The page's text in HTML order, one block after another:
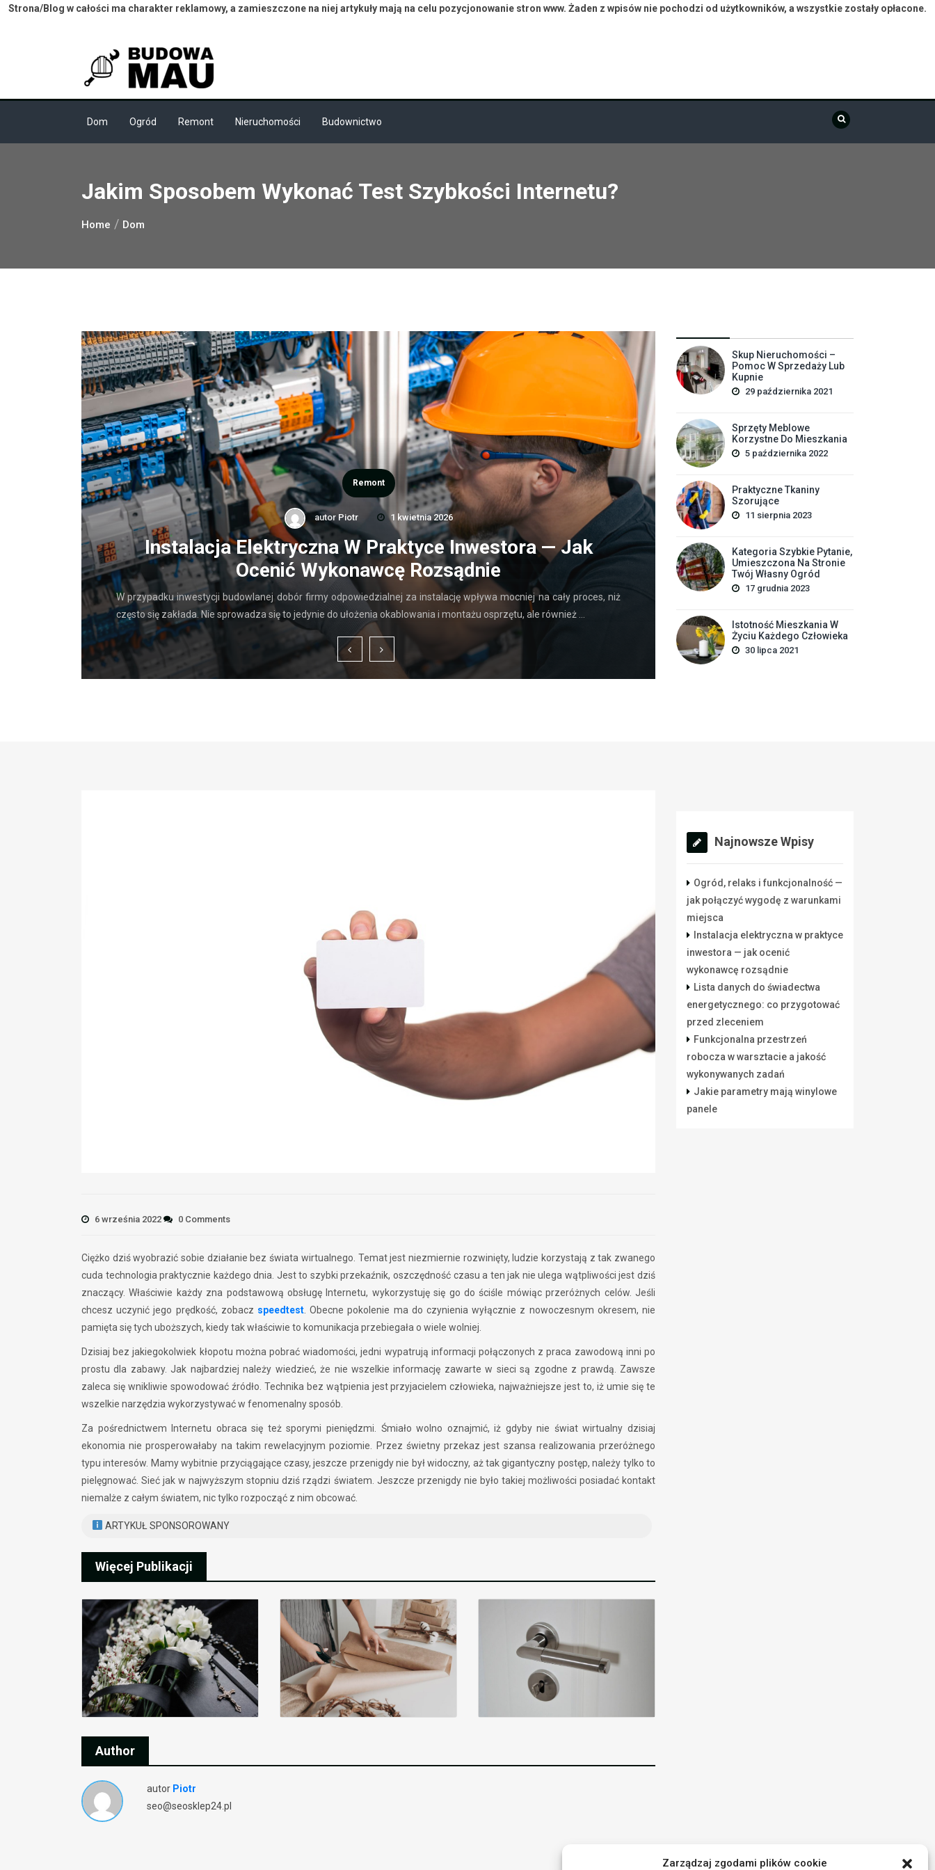
Zarządzaj zgodami plików cookie
Strona/Blog w całości ma charakter reklamowy, a zamieszczone na niej artykuły mają na celu pozycjonowanie stron www. Żaden z wpisów nie pochodzi od użytkowników, a wszystkie zostały opłacone.
Dom Ogród Remont Nieruchomości Budownictwo
Jakim Sposobem Wykonać Test Szybkości Internetu?
Home Dom
Remont
autor Piotr 1 kwietnia 2026
Instalacja Elektryczna W Praktyce Inwestora — Jak
Ocenić Wykonawcę Rozsądnie
W przypadku inwestycji budowlanej dobór firmy odpowiedzialnej za instalację wpływa mocniej na cały proces, niż
często się zakłada. Nie sprowadza się to jedynie do ułożenia okablowania i montażu osprzętu, ale również …
Przygotować
Definicja: Świadectwo energetyczne porządkuje
wpływ instalacji; (3) potencjalne usprawnienia.
najszybciej pomaga: komplet danych o powierzchni.
Skup Nieruchomości –
Pomoc W Sprzedaży Lub
Kupnie
29 października 2021
Sprzęty Meblowe
Korzystne Do Mieszkania
5 października 2022
Praktyczne Tkaniny
Szorujące
11 sierpnia 2023
Kategoria Szybkie Pytanie,
Umieszczona Na Stronie
Twój Własny Ogród
17 grudnia 2023
Istotność Mieszkania W
Życiu Każdego Człowieka
30 lipca 2021
6 września 2022 0 Comments
Ciężko dziś wyobrazić sobie działanie bez świata wirtualnego. Temat jest niezmiernie rozwinięty, ludzie korzystają z tak zwanego
cuda technologia praktycznie każdego dnia. Jest to szybki przekaźnik, oszczędność czasu a ten jak nie ulega wątpliwości jest dziś
znaczący. Właściwie każdy zna podstawową obsługę Internetu, wykorzystuję się go do ściśle mówiąc przeróżnych celów. Jeśli
chcesz uczynić jego prędkość, zobacz speedtest . Obecne pokolenie ma do czynienia wyłącznie z nowoczesnym okresem, nie
pamięta się tych uboższych, kiedy tak właściwie to komunikacja przebiegała o wiele wolniej.
Dzisiaj bez jakiegokolwiek kłopotu można pobrać wiadomości, jedni wypatrują informacji połączonych z praca zawodową inni po
prostu dla zabawy. Jak najbardziej należy wiedzieć, że nie wszelkie informację zawarte w sieci są zgodne z prawdą. Zawsze
zaleca się wnikliwie spowodować źródło. Technika bez wątpienia jest przyjacielem człowieka, najważniejsze jest to, iż umie się te
wszelkie narzędzia wykorzystywać w fenomenalny sposób.
Za pośrednictwem Internetu obraca się też sporymi pieniędzmi. Śmiało wolno oznajmić, iż gdyby nie świat wirtualny dzisiaj
ekonomia nie prosperowałaby na takim rewelacyjnym poziomie. Przez świetny przekaz jest szansa realizowania przeróżnego
typu interesów. Mamy wybitnie przyciągające czasy, jeszcze przenigdy nie był widoczny, aż tak gigantyczny postęp, należy tylko to
pielęgnować. Sieć jak w najwyższym stopniu dziś rządzi światem. Jeszcze przenigdy nie było takiej możliwości posiadać kontakt
niemalże z całym światem, nic tylko rozpocząć z nim obcować.
ARTYKUŁ SPONSOROWANY
Więcej Publikacji
Author
autor Piotr
seo@seosklep24.pl
Najnowsze Wpisy
Ogród, relaks i funkcjonalność —
jak połączyć wygodę z warunkami
miejsca
Instalacja elektryczna w praktyce
inwestora — jak ocenić
wykonawcę rozsądnie
Lista danych do świadectwa
energetycznego: co przygotować
przed zleceniem
Funkcjonalna przestrzeń
robocza w warsztacie a jakość
wykonywanych zadań
Jakie parametry mają winylowe
panele